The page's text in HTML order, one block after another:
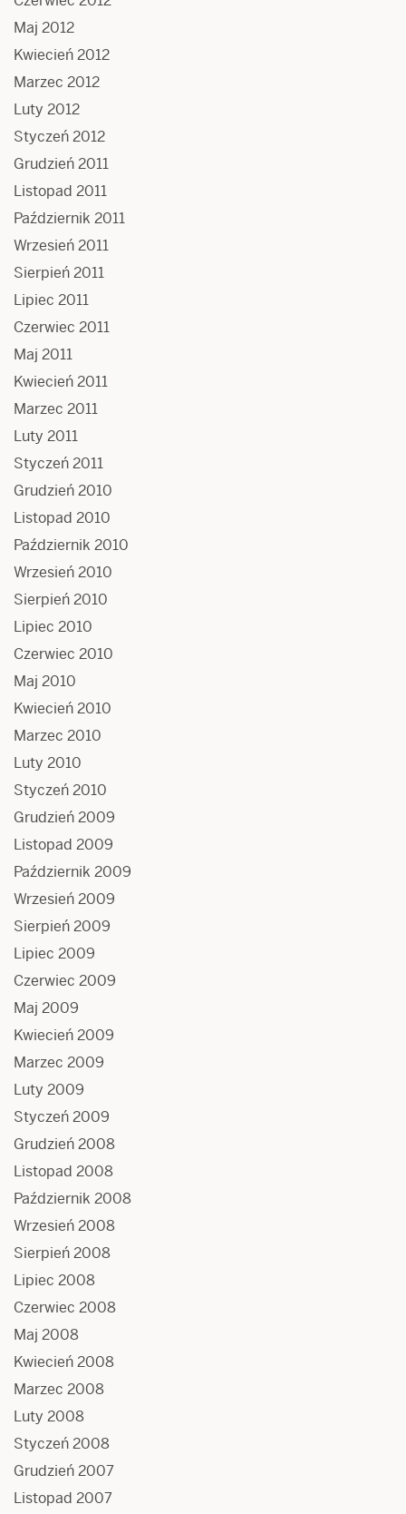
Maj 2012
Kwiecień 2012
Marzec 2012
Luty 2012
Styczeń 2012
Grudzień 2011
Listopad 2011
Październik 2011
Wrzesień 2011
Sierpień 2011
Lipiec 2011
Czerwiec 2011
Maj 2011
Kwiecień 2011
Marzec 2011
Luty 2011
Styczeń 2011
Grudzień 2010
Listopad 2010
Październik 2010
Wrzesień 2010
Sierpień 2010
Lipiec 2010
Czerwiec 2010
Maj 2010
Kwiecień 2010
Marzec 2010
Luty 2010
Styczeń 2010
Grudzień 2009
Listopad 2009
Październik 2009
Wrzesień 2009
Sierpień 2009
Lipiec 2009
Czerwiec 2009
Maj 2009
Kwiecień 2009
Marzec 2009
Luty 2009
Styczeń 2009
Grudzień 2008
Listopad 2008
Październik 2008
Wrzesień 2008
Sierpień 2008
Lipiec 2008
Czerwiec 2008
Maj 2008
Kwiecień 2008
Marzec 2008
Luty 2008
Styczeń 2008
Grudzień 2007
Listopad 2007